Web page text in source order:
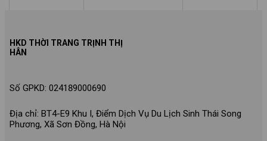
HKD THỜI TRANG TRỊNH THỊ
HÂN
Số GPKD: 024189000690
Địa chỉ: BT4-E9 Khu I, Điểm Dịch Vụ Du Lịch Sinh Thái Song
Phương, Xã Sơn Đồng, Hà Nội